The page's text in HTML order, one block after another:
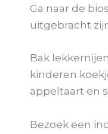
Ga naar de
uitgebracht
Bak
kinderen
appeltaart en
Bezoek een